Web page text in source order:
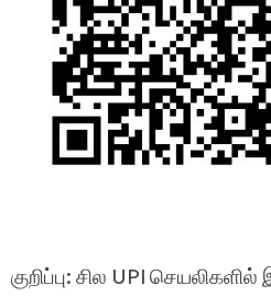
குறிப்பு: சில UPI